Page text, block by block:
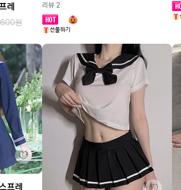
레
원
리뷰 2
프레